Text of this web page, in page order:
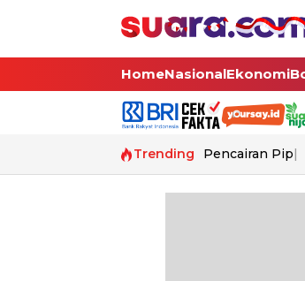
HomeNasionalEkonomi
Trending Pencairan Pip